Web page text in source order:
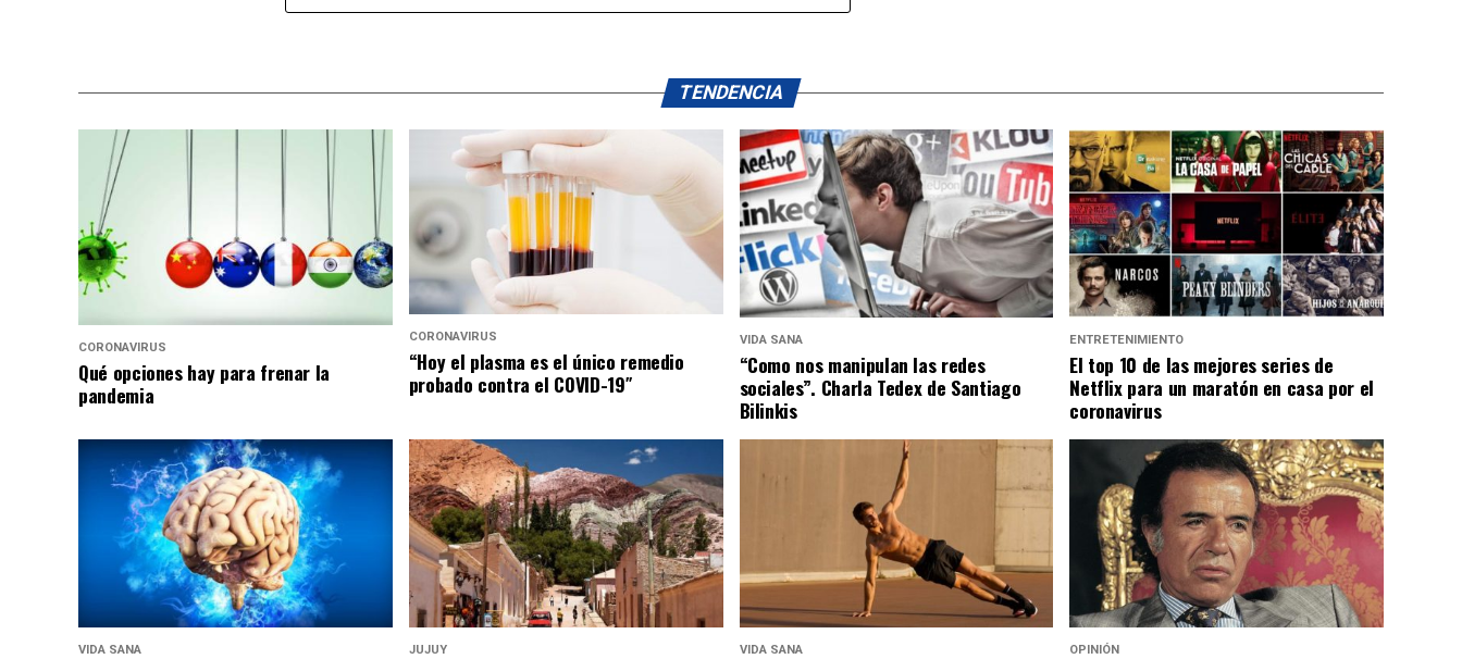
TENDENCIA
CORONAVIRUS
Qué opciones hay para frenar la
pandemia
CORONAVIRUS
“Hoy el plasma es el único remedio
probado contra el COVID-19″
VIDA SANA
“Como nos manipulan las redes
sociales”. Charla Tedex de Santiago
Bilinkis
ENTRETENIMIENTO
El top 10 de las mejores series de
Netflix para un maratón en casa por el
coronavirus
VIDA SANA JUJUY VIDA SANA OPINIÓN